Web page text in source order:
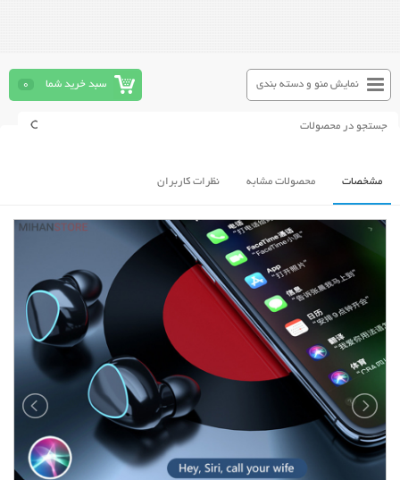
سبد خرید شما 0 نمایش منو و دسته بندی
مشخصات محصولات مشابه نظرات کاربران